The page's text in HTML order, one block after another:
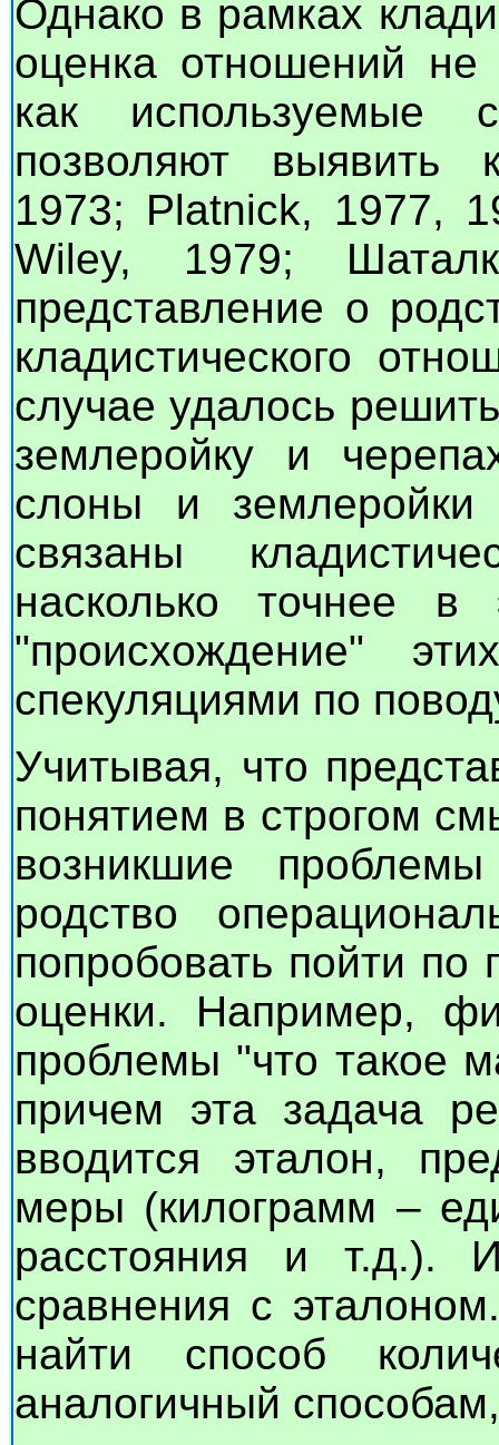
Однако в рамках
оценка отношений не
как используемые
позволяют выявить
1973; Platnick, 1977,
Wiley, 1979;
представление о
кладистического
случае удалось
землеройку и
слоны и
связаны
насколько точнее
"происхождение"
спекуляциями по
Учитывая, что
понятием в строгом
возникшие
родство
попробовать пойти по
оценки. Например,
проблемы "что такое
причем эта задача
вводится эталон,
меры (килограмм –
расстояния и т.д.).
сравнения с
найти способ
аналогичный